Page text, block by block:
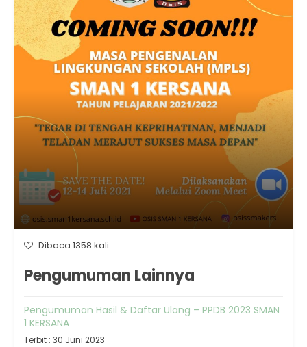
Dibaca 1358 kali
Pengumuman Lainnya
Pengumuman Hasil & Daftar Ulang – PPDB 2023 SMAN
1 KERSANA
Terbit : 30 Juni 2023